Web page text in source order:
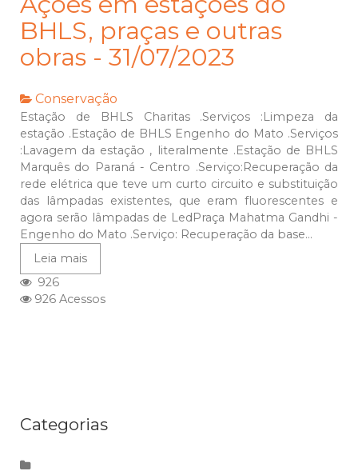
BHLS, praças e outras
obras - 31/07/2023
Conservação
Estação de BHLS Charitas .Serviços :Limpeza da
estação .Estação de BHLS Engenho do Mato .Serviços
:Lavagem da estação , literalmente .Estação de BHLS
Marquês do Paraná - Centro .Serviço:Recuperação da
rede elétrica que teve um curto circuito e substituição
das lâmpadas existentes, que eram fluorescentes e
agora serão lâmpadas de LedPraça Mahatma Gandhi -
Engenho do Mato .Serviço: Recuperação da base...
Leia mais
926
926 Acessos
Categorias